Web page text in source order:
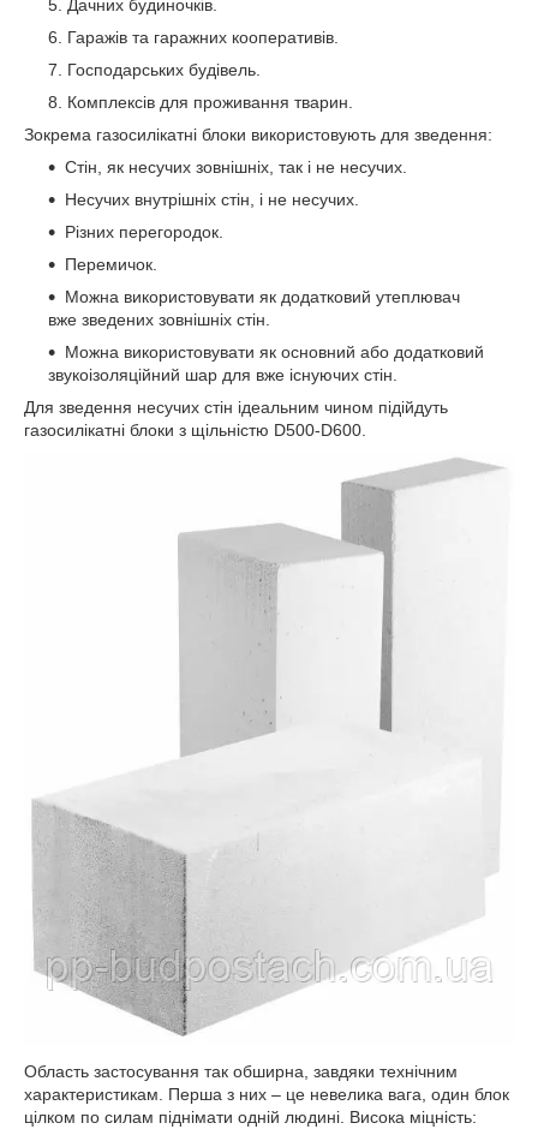
Дачних будиночків.
Гаражів та гаражних кооперативів.
Господарських будівель.
Комплексів для проживання тварин.
Зокрема газосилікатні блоки використовують для зведення:
Стін, як несучих зовнішніх, так і не несучих.
Несучих внутрішніх стін, і не несучих.
Різних перегородок.
Перемичок.
Можна використовувати як додатковий утеплювач
вже зведених зовнішніх стін.
Можна використовувати як основний або додатковий
звукоізоляційний шар для вже існуючих стін.
Для зведення несучих стін ідеальним чином підійдуть
газосилікатні блоки з щільністю D500-D600.
Область застосування так обширна, завдяки технічним
характеристикам. Перша з них – це невелика вага, один блок
цілком по силам піднімати одній людині. Висока міцність: